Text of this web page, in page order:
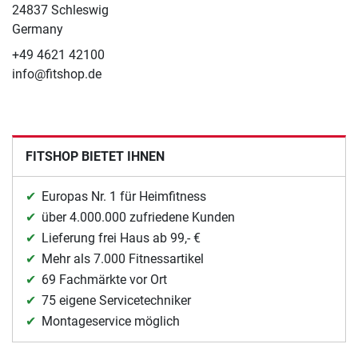
24837 Schleswig
Germany
+49 4621 42100
info@fitshop.de
FITSHOP BIETET IHNEN
Europas Nr. 1 für Heimfitness
über 4.000.000 zufriedene Kunden
Lieferung frei Haus ab 99,- €
Mehr als 7.000 Fitnessartikel
69 Fachmärkte vor Ort
75 eigene Servicetechniker
Montageservice möglich